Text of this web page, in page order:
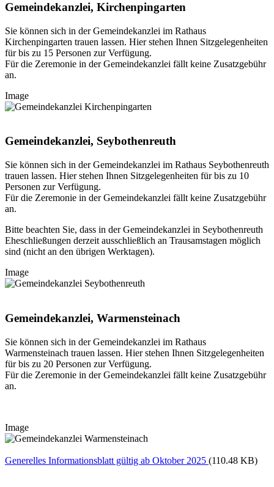
Gemeindekanzlei, Kirchenpingarten
Sie können sich in der Gemeindekanzlei im Rathaus
Kirchenpingarten trauen lassen. Hier stehen Ihnen Sitzgelegenheiten
für bis zu 15 Personen zur Verfügung.
Für die Zeremonie in der Gemeindekanzlei fällt keine Zusatzgebühr
an.
Image
Gemeindekanzlei, Seybothenreuth
Sie können sich in der Gemeindekanzlei im Rathaus Seybothenreuth
trauen lassen. Hier stehen Ihnen Sitzgelegenheiten für bis zu 10
Personen zur Verfügung.
Für die Zeremonie in der Gemeindekanzlei fällt keine Zusatzgebühr
an.
Bitte beachten Sie, dass in der Gemeindekanzlei in Seybothenreuth
Eheschließungen derzeit ausschließlich an Trausamstagen möglich
sind (nicht an den übrigen Werktagen).
Image
Gemeindekanzlei, Warmensteinach
Sie können sich in der Gemeindekanzlei im Rathaus
Warmensteinach trauen lassen. Hier stehen Ihnen Sitzgelegenheiten
für bis zu 20 Personen zur Verfügung.
Für die Zeremonie in der Gemeindekanzlei fällt keine Zusatzgebühr
an.
Image
Generelles Informationsblatt gültig ab Oktober 2025 (110.48 KB)